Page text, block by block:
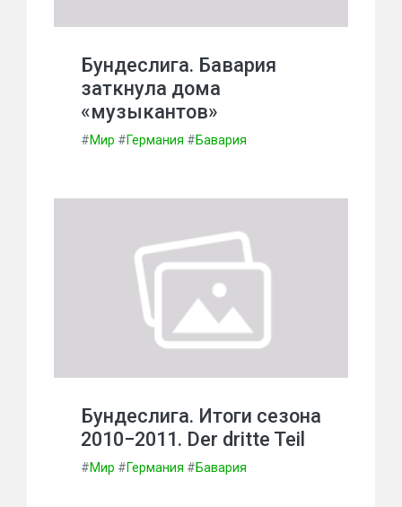
Бундеслига. Бавария
заткнула дома
«музыкантов»
#Мир #Германия #Бавария
Бундеслига. Итоги сезона
2010−2011. Der dritte Teil
#Мир #Германия #Бавария